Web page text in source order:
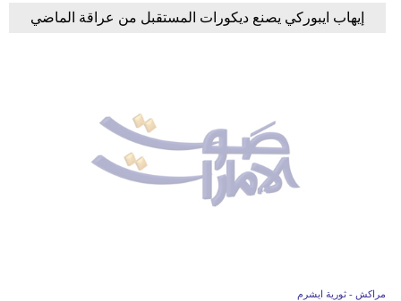
إيهاب ايبوركي يصنع ديكورات المستقبل من عراقة الماضي
مراكش - ثورية ايشرم